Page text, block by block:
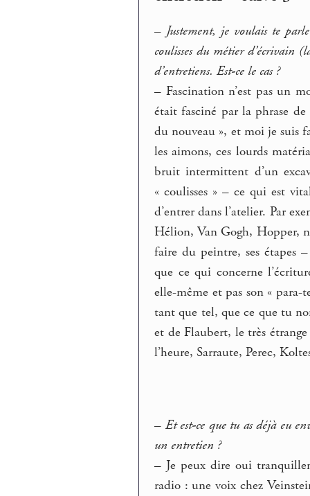
– Justement, je voulais te
coulisses du métier d’écrivain
d’entretiens. Est-ce le cas ?
– Fascination n’est pas un
était fasciné par la phrase de
du nouveau », et moi je suis
les aimons, ces lourds
bruit intermittent d’un
« coulisses » – ce qui est
d’entrer dans l’atelier. Par
Hélion, Van Gogh, Hopper,
faire du peintre, ses étapes
que ce qui concerne
elle-même et pas son « para-
tant que tel, que ce que tu
et de Flaubert, le très
l’heure, Sarraute, Perec,
– Et est-ce que tu as déjà eu
un entretien ?
– Je peux dire oui
radio : une voix chez